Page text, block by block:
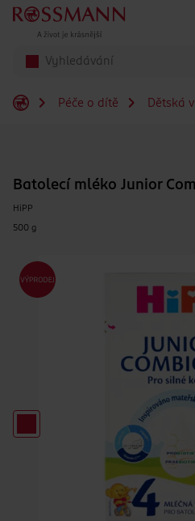
Přeskočit na hlavmní obsah
Péče o dítě Dětská
Batolecí mléko Junior
HiPP
500 g